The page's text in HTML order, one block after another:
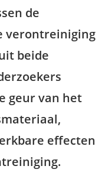
de
verontreiniging
beide
geur van het
effecten